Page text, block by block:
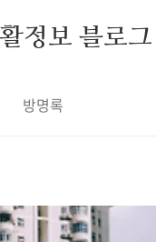
정보 블로그
방명록